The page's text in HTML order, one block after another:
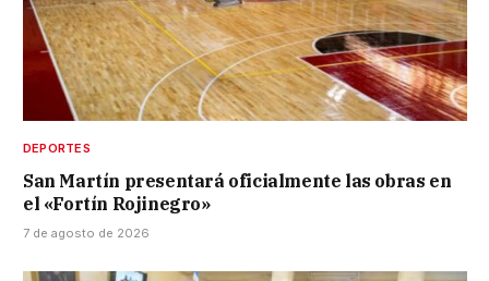
DEPORTES
San Martín presentará oficialmente las obras en
el «Fortín Rojinegro»
7 de agosto de 2026